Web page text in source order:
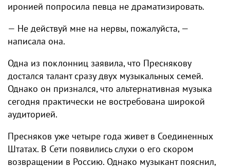
иронией попросила певца не драматизировать.
— Не действуй мне на нервы, пожалуйста, —
написала она.
Одна из поклонниц заявила, что Преснякову
достался талант сразу двух музыкальных семей.
Однако он признался, что альтернативная музыка
сегодня практически не востребована широкой
аудиторией.
Пресняков уже четыре года живет в Соединенных
Штатах. В Сети появились слухи о его скором
возвращении в Россию. Однако музыкант пояснил,